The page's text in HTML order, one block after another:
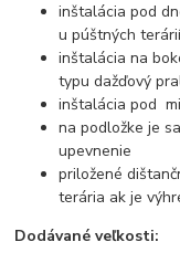
inštalácia pod
u púštných
inštalácia na
typu dažďový
inštalácia pod
na podložke je
upevnenie
priložené
terária ak je
Dodávané veľkosti: